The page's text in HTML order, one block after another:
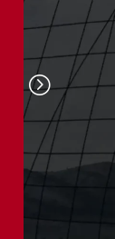
l’export.
GDI
son
et des